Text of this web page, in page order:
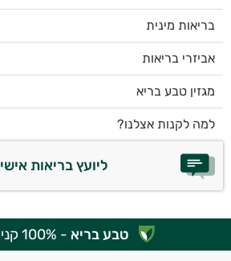
בריאות מינית
אביזרי בריאות
מגזין טבע בריא
למה לקנות אצלנו?
ליועץ בריאות אישי AI
טבע בריא - 100% קנייה בטוחה